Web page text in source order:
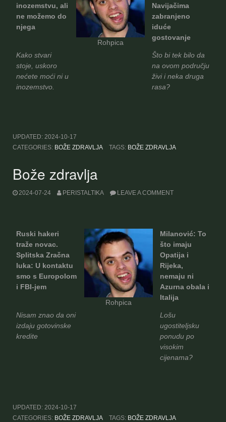
inozemstvu, ali
ne možemo do
njega
Rohpica
Navijačima
zabranjeno
iduće
gostovanje
Kako stvari
stoje, uskoro
nećete moći ni u
inozemstvo.
Što bi tek bilo da
na ovom području
živi i neka druga
rasa?
UPDATED: 2024-10-17
CATEGORIES: BOŽE ZDRAVLJA TAGS: BOŽE ZDRAVLJA
Bože zdravlja
2024-07-24 PERISTALTIKA LEAVE A COMMENT
Ruski hakeri
traže novac.
Splitska Zračna
luka: U kontaktu
smo s Europolom
i FBI-jem
Rohpica
Milanović: To
što imaju
Opatija i
Rijeka,
nemaju ni
Azurna obala i
Italija
Nisam znao da oni
izdaju gotovinske
kredite
Lošu
ugostiteljsku
ponudu po
visokim
cijenama?
UPDATED: 2024-10-17
CATEGORIES: BOŽE ZDRAVLJA TAGS: BOŽE ZDRAVLJA